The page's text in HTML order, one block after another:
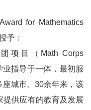
for Mathematics
予：
项目（Math Corps
指导于一体，最初服
城市。30余年来，该
提供应有的教育及发展